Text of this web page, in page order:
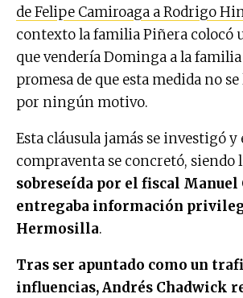
de Felipe Camiroaga a Rodrigo
contexto la familia Piñera colocó
que vendería Dominga a la
promesa de que esta medida no
por ningún motivo.
Esta cláusula jamás se investigó y
compraventa se concretó, siendo
sobreseída por el fiscal Manuel
entregaba información
Hermosilla.
Tras ser apuntado como un
influencias, Andrés Chadwick